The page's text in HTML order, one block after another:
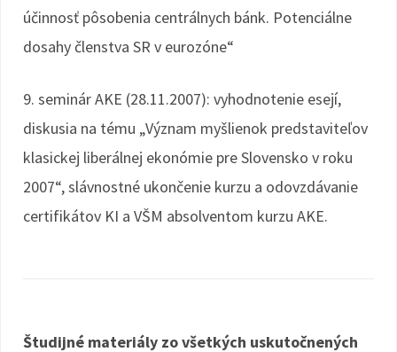
účinnosť pôsobenia centrálnych bánk. Potenciálne
dosahy členstva SR v eurozóne“
9. seminár AKE (28.11.2007): vyhodnotenie esejí,
diskusia na tému „Význam myšlienok predstaviteľov
klasickej liberálnej ekonómie pre Slovensko v roku
2007“, slávnostné ukončenie kurzu a odovzdávanie
certifikátov KI a VŠM absolventom kurzu AKE.
Študijné materiály zo všetkých uskutočnených